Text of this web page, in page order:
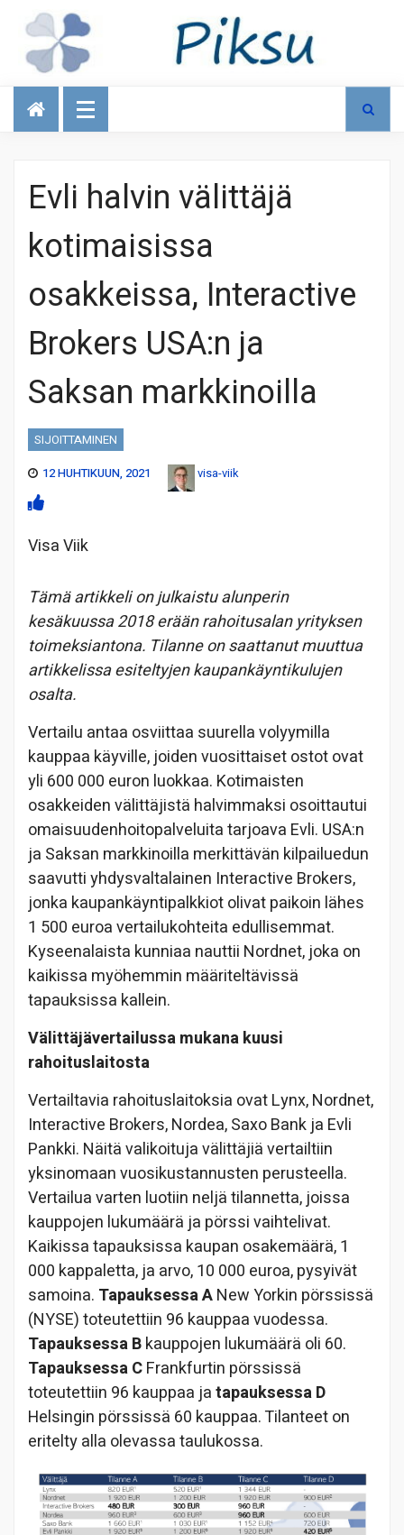
Talous
Evli halvin välittäjä
kotimaisissa
osakkeissa, Interactive
Brokers USA:n ja
Saksan markkinoilla
SIJOITTAMINEN
12 HUHTIKUUN, 2021
visa-viik
Visa Viik
Tämä artikkeli on julkaistu alunperin
kesäkuussa 2018 erään rahoitusalan yrityksen
toimeksiantona. Tilanne on saattanut muuttua
artikkelissa esiteltyjen kaupankäyntikulujen
osalta.
Vertailu antaa osviittaa suurella volyymilla
kauppaa käyville, joiden vuosittaiset ostot ovat
yli 600 000 euron luokkaa. Kotimaisten
osakkeiden välittäjistä halvimmaksi osoittautui
omaisuudenhoitopalveluita tarjoava Evli. USA:n
ja Saksan markkinoilla merkittävän kilpailuedun
saavutti yhdysvaltalainen Interactive Brokers,
jonka kaupankäyntipalkkiot olivat paikoin lähes
1 500 euroa vertailukohteita edullisemmat.
Kyseenalaista kunniaa nauttii Nordnet, joka on
kaikissa myöhemmin määriteltävissä
tapauksissa kallein.
Välittäjävertailussa mukana kuusi
rahoituslaitosta
Vertailtavia rahoituslaitoksia ovat Lynx, Nordnet,
Interactive Brokers, Nordea, Saxo Bank ja Evli
Pankki. Näitä valikoituja välittäjiä vertailtiin
yksinomaan vuosikustannusten perusteella.
Vertailua varten luotiin neljä tilannetta, joissa
kauppojen lukumäärä ja pörssi vaihtelivat.
Kaikissa tapauksissa kaupan osakemäärä, 1
000 kappaletta, ja arvo, 10 000 euroa, pysyivät
samoina. Tapauksessa ANew Yorkin pörssissä
(NYSE) toteutettiin 96 kauppaa vuodessa.
Tapauksessa Bkauppojen lukumäärä oli 60.
Tapauksessa CFrankfurtin pörssissä
toteutettiin 96 kauppaa jatapauksessa D
Helsingin pörssissä 60 kauppaa. Tilanteet on
eritelty alla olevassa taulukossa.